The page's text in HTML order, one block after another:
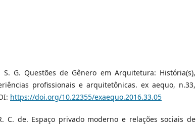
S. G. Questões de Gênero em Arquitetura: História(s),
profissionais e arquitetônicas. ex aequo, n.33,
https://doi.org/10.22355/exaequo.2016.33.05
C. de. Espaço privado moderno e relações sociais de